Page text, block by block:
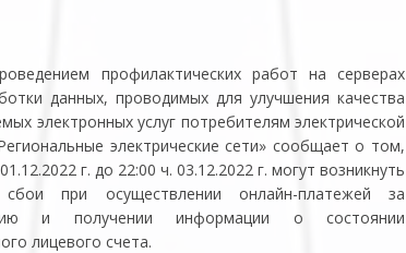
профилактических работ на серверах
данных, проводимых для улучшения качества
электронных услуг потребителям электрической
электрические сети» сообщает о том,
г. до 22:00 ч. 03.12.2022 г. могут возникнуть
сбои при осуществлении онлайн-платежей за
и получении информации о состоянии
лицевого счета.